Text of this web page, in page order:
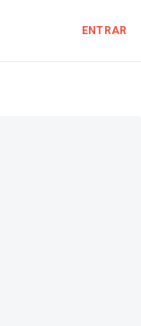
ENTRAR